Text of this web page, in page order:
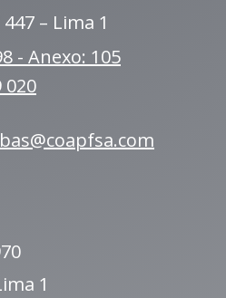
– Lima 1
- Anexo: 105
020
1